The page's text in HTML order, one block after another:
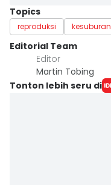
Topics
reproduksi kesuburan
Editorial Team
Editor
Martin Tobing
Tonton lebih seru di